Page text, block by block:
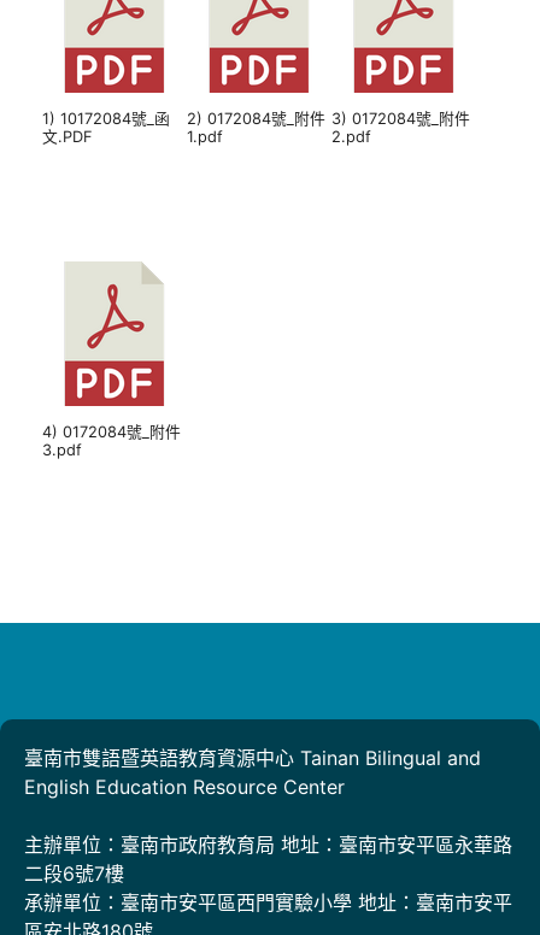
1) 10172084號_函
文.PDF
2) 0172084號_附件
1.pdf
3) 0172084號_附件
2.pdf
4) 0172084號_附件
3.pdf
臺南市雙語暨英語教育資源中心 Tainan Bilingual and
English Education Resource Center
主辦單位：臺南市政府教育局 地址：臺南市安平區永華路
二段6號7樓
承辦單位：臺南市安平區西門實驗小學 地址：臺南市安平